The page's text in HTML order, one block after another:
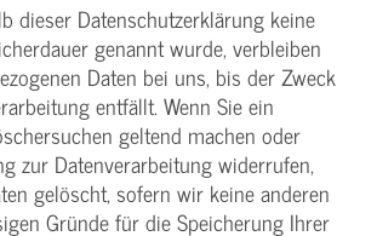
dieser Datenschutzerklärung keine
genannt wurde, verbleiben
Daten bei uns, bis der Zweck
entfällt. Wenn Sie ein
geltend machen oder
zur Datenverarbeitung widerrufen,
gelöscht, sofern wir keine anderen
Gründe für die Speicherung Ihrer